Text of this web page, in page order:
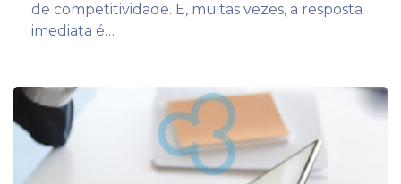
de competitividade. E, muitas vezes, a resposta
imediata é…